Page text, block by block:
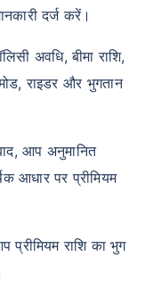
दर्ज करें।
अवधि, बीमा राशि,
राइडर और भुगतान
आप अनुमानित
आधार पर प्रीमियम
राशि का भुग